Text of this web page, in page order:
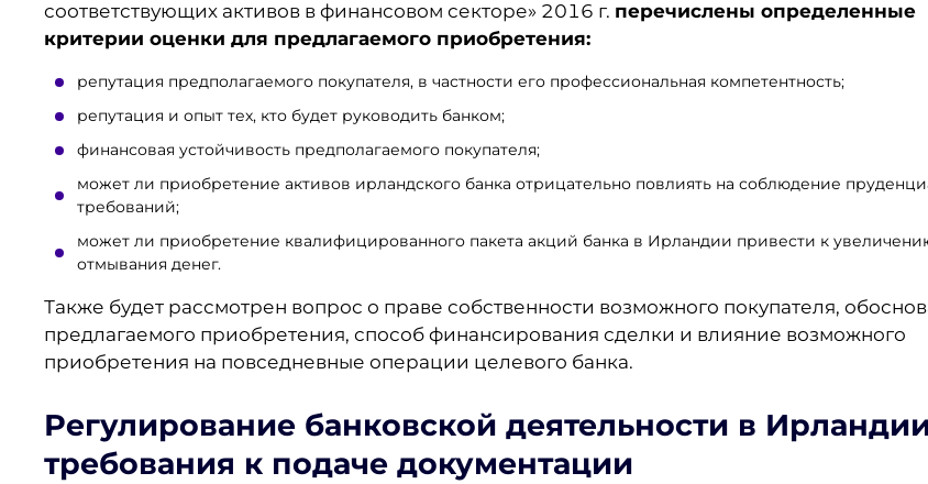
соответствующих активов в финансовом секторе» 2016 г. перечислены определенные
критерии оценки для предлагаемого приобретения:
репутация предполагаемого покупателя, в частности его профессиональная компетентность;
репутация и опыт тех, кто будет руководить банком;
финансовая устойчивость предполагаемого покупателя;
может ли приобретение активов ирландского банка отрицательно повлиять на соблюдение
требований;
может ли приобретение квалифицированного пакета акций банка в Ирландии привести к
отмывания денег.
Также будет рассмотрен вопрос о праве собственности возможного покупателя,
предлагаемого приобретения, способ финансирования сделки и влияние возможного
приобретения на повседневные операции целевого банка.
Регулирование банковской деятельности в
требования к подаче документации